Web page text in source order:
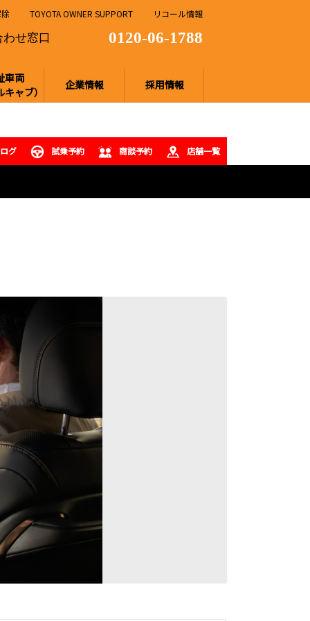
せ窓口 0120-06-1788
車両
ャブ）
企業情報 採用情報
TOYOTA OWNER SUPPORT リコール情報
グ 試乗予約 商談予約 店舗一覧